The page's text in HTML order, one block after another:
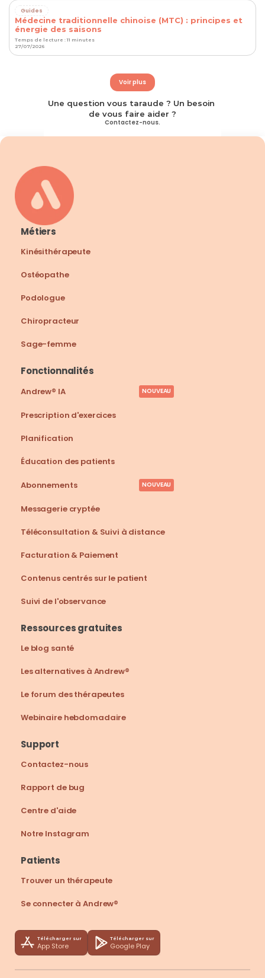
Guides
Médecine traditionnelle chinoise (MTC) : principes et
énergie des saisons
Temps de lecture : 11 minutes
27/07/2026
Voir plus
Une question vous taraude ? Un besoin
de vous faire aider ?
Contactez-nous.
Métiers
Ostéopathe
Podologue
Chiropracteur
Kinésithérapeute
Sage-femme
Fonctionnalités
Prescription d'exercices
Planification
Éducation des patients
Andrew® IA NOUVEAU
Messagerie cryptée
Téléconsultation & Suivi à distance
Facturation & Paiement
Abonnements NOUVEAU
Contenus centrés sur le patient
Suivi de l'observance
Ressources gratuites
Le blog santé
Les alternatives à Andrew®
Le forum des thérapeutes
Webinaire hebdomadaire
Support
Rapport de bug
Contactez-nous
Notre Instagram
Centre d'aide
Patients
Trouver un thérapeute
Se connecter à Andrew®
Télécharger sur
App Store
Télécharger sur
Google Play